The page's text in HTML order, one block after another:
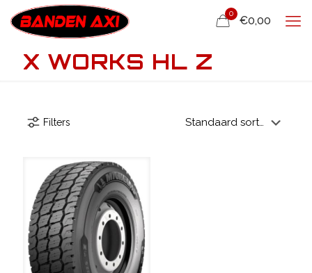
0
€0,00
X WORKS HL Z
Filters